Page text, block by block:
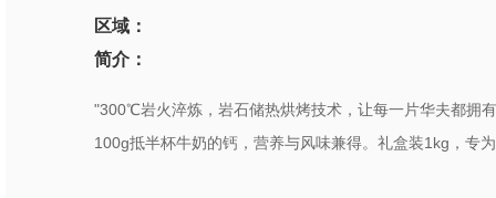
区域：
简介：
"300℃岩火淬炼，岩石储热烘烤技术，让每一片华夫都拥
100g抵半杯牛奶的钙，营养与风味兼得。礼盒装1kg，专